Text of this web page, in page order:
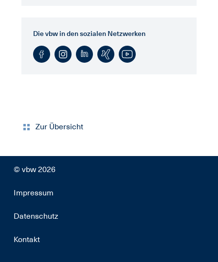
Die vbw in den sozialen Netzwerken
Zur Übersicht
© vbw 2026
Impressum
Datenschutz
Kontakt